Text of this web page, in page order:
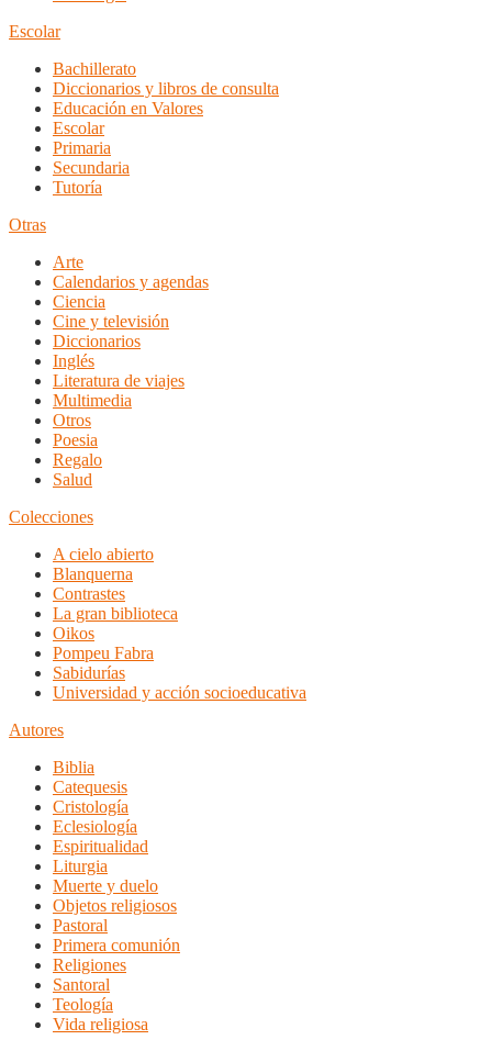
Escolar
Bachillerato
Diccionarios y libros de consulta
Educación en Valores
Escolar
Primaria
Secundaria
Tutoría
Otras
Arte
Calendarios y agendas
Ciencia
Cine y televisión
Diccionarios
Inglés
Literatura de viajes
Multimedia
Otros
Poesia
Regalo
Salud
Colecciones
A cielo abierto
Blanquerna
Contrastes
La gran biblioteca
Oikos
Pompeu Fabra
Sabidurías
Universidad y acción socioeducativa
Autores
Biblia
Catequesis
Cristología
Eclesiología
Espiritualidad
Liturgia
Muerte y duelo
Objetos religiosos
Pastoral
Primera comunión
Religiones
Santoral
Teología
Vida religiosa